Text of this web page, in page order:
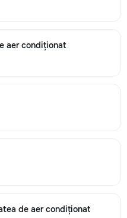
aer condiționat
de aer condiționat